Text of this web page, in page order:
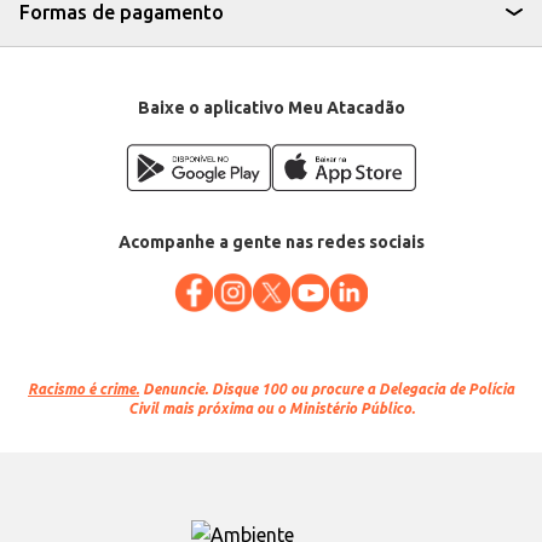
conservas e doces.
A praticidade e a quantidade em cada pacote do Pote Redondo Galvanotek
G307 oferecem um excelente custo-benefício, tornando-o uma escolha
Formas de pagamento
Baixe o aplicativo Meu Atacadão
Acompanhe a gente nas redes sociais
Racismo é crime. Denuncie. Disque 100 ou procure a Delegacia de Polícia
Civil mais próxima ou o Ministério Público.